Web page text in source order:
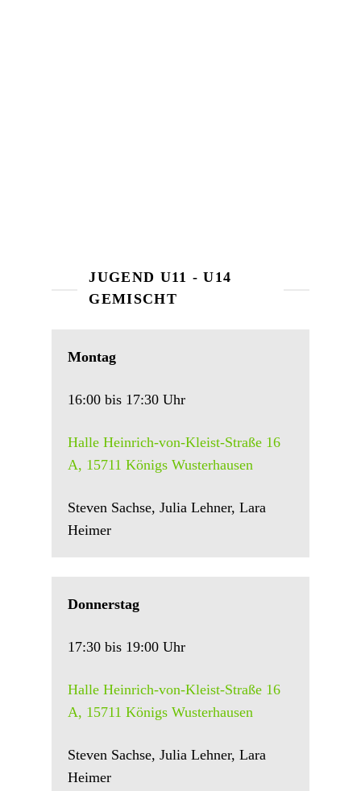
JUGEND U11 - U14
GEMISCHT
Montag
16:00 bis 17:30 Uhr
Halle Heinrich-von-Kleist-Straße 16
A, 15711 Königs Wusterhausen
Steven Sachse, Julia Lehner, Lara
Heimer
Donnerstag
17:30 bis 19:00 Uhr
Halle Heinrich-von-Kleist-Straße 16
A, 15711 Königs Wusterhausen
Steven Sachse, Julia Lehner, Lara
Heimer